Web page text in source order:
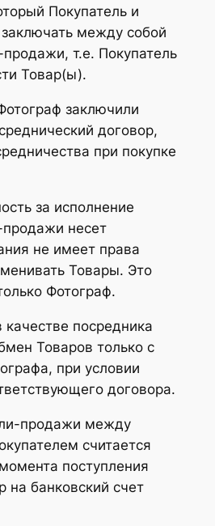
Покупатель и
между собой
т.е. Покупатель
Товар(ы).
заключили
договор,
при покупке
за исполнение
несет
не имеет права
Товары. Это
Фотограф.
посредника
Товаров только с
при условии
договора.
продажи между
считается
поступления
на банковский счет